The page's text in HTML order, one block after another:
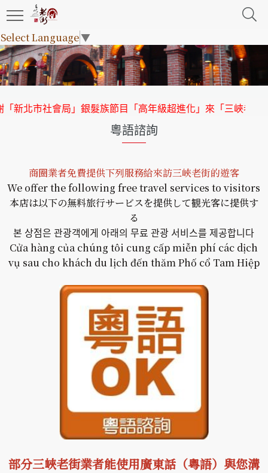
Select Language▼
新北市社會局」銀髮族節目「高年級超進化」來「三峽老街」
粵語諮詢
商圈業者免費提供下列服務給來訪三峽老街的遊客
We offer the following free travel services to visitors
本店は以下の無料旅行サービスを提供して観光客に提供す
る
본 상점은 관광객에게 아래의 무료 관광 서비스를 제공합니다
Cửa hàng của chúng tôi cung cấp miễn phí các dịch
vụ sau cho khách du lịch đến thăm Phố cổ Tam Hiệp
部分三峽老街業者能使用廣東話（粵語）與您溝